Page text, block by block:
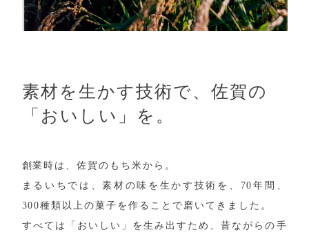
素材を生かす技術で、佐賀の
「おいしい」を。
創業時は、佐賀のもち米から。
まるいちでは、素材の味を生かす技術を、70年間、
300種類以上の菓子を作ることで磨いてきました。
すべては「おいしい」を生み出すため、昔ながらの手